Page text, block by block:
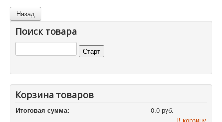
Поиск товара
Корзина товаров
Итоговая сумма:
0.0 руб.
В корзину